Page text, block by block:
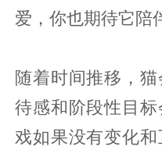
爱，你也期待它陪
随着时间推移，
待感和阶段性目
戏如果没有变化